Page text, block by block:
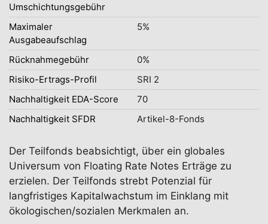
Umschichtungsgebühr
Maximaler
Ausgabeaufschlag
5%
Rücknahmegebühr
0%
Risiko-Ertrags-Profil
SRI 2
Nachhaltigkeit EDA-Score
70
Nachhaltigkeit SFDR
Artikel-8-Fonds
Der Teilfonds beabsichtigt, über ein globales
Universum von Floating Rate Notes Erträge zu
erzielen. Der Teilfonds strebt Potenzial für
langfristiges Kapitalwachstum im Einklang mit
ökologischen/sozialen Merkmalen an.